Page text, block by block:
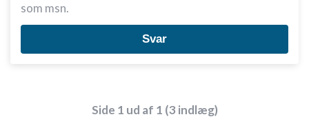
som msn.
Svar
Side 1 ud af 1 (3 indlæg)